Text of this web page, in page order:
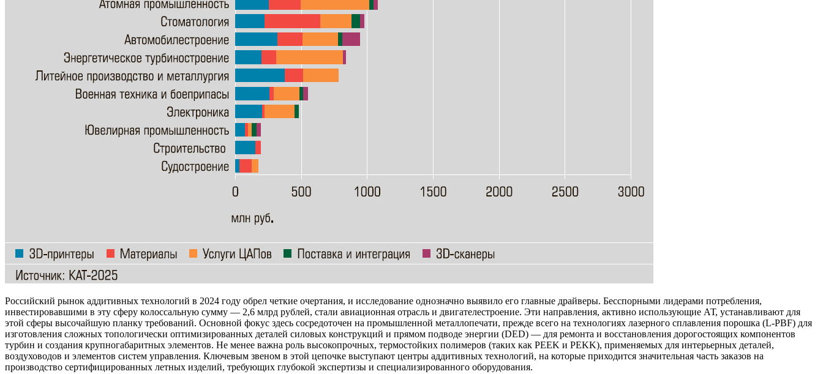
Российский рынок аддитивных технологий в 2024 году обрел четкие очертания, и исследование однозначно выявило его главные драйверы. Бесспорными лидерами потребления,
инвестировавшими в эту сферу колоссальную сумму — 2,6 млрд рублей, стали авиационная отрасль и двигателестроение. Эти направления, активно использующие АТ, устанавливают для
этой сферы высочайшую планку требований. Основной фокус здесь сосредоточен на промышленной металлопечати, прежде всего на технологиях лазерного сплавления порошка (L-PBF) для
изготовления сложных топологически оптимизированных деталей силовых конструкций и прямом подводе энергии (DED) — для ремонта и восстановления дорогостоящих компонентов
турбин и создания крупногабаритных элементов. Не менее важна роль высокопрочных, термостойких полимеров (таких как PEEK и PEKK), применяемых для интерьерных деталей,
воздуховодов и элементов систем управления. Ключевым звеном в этой цепочке выступают центры аддитивных технологий, на которые приходится значительная часть заказов на
производство сертифицированных летных изделий, требующих глубокой экспертизы и специализированного оборудования.